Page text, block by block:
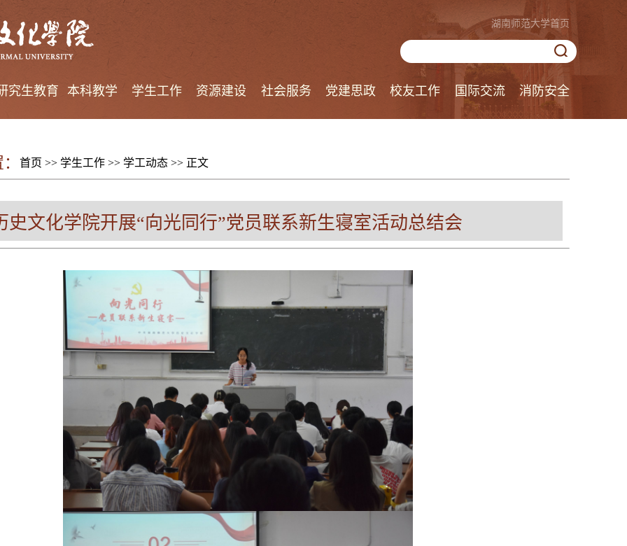
湖南师范大学首页
究生教育 本科教学 学生工作 资源建设 社会服务 党建思政 校友工作 国际交流 消防安全
首页 >> 学生工作 >> 学工动态 >> 正文
史文化学院开展“向光同行”党员联系新生寝室活动总结会